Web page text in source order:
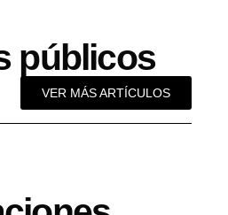
públicos
VER MÁS ARTÍCULOS